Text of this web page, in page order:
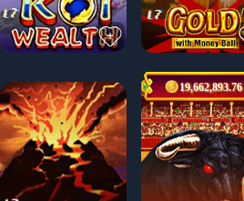
19,662,893.76